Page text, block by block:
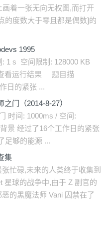
画着一张无向无权图,而打开
的度数大于零且都是偶数]的
1995
1 s 空间限制: 128000 KB
看运行结果 题目描
日的紧张 ...
门（2014-8-27）
时间: 1000ms / 空间:
景 经过了16个工作日的紧张
足够的能源 ...
集
忙碌,未来的人类终于收集到
星球的战争中,由于 Z 副官的
的黑魔法师 Vani 囚禁在了